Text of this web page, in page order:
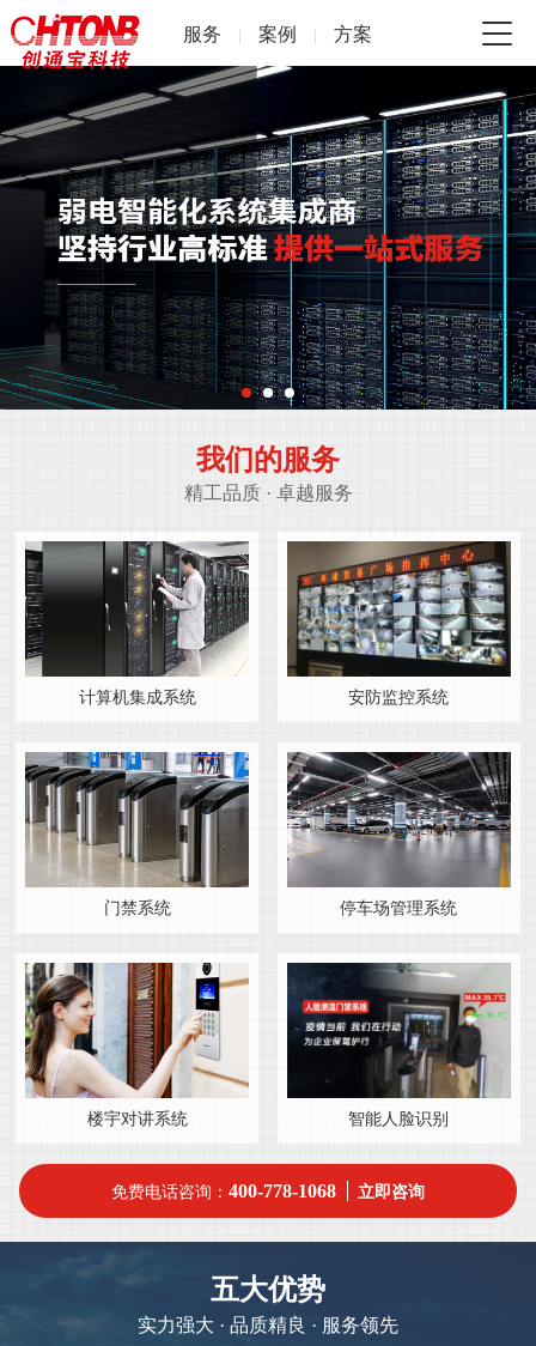
服务 案例 方案
我们的服务
精工品质 · 卓越服务
计算机集成系统 安防监控系统
门禁系统 停车场管理系统
楼宇对讲系统 智能人脸识别
免费电话咨询：400-778-1068 立即咨询
五大优势
实力强大 · 品质精良 · 服务领先